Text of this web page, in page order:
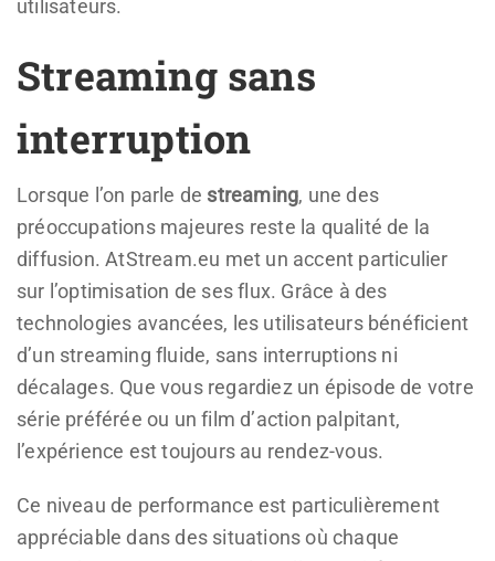
utilisateurs.
Streaming sans
interruption
Lorsque l’on parle de streaming, une des
préoccupations majeures reste la qualité de la
diffusion. AtStream.eu met un accent particulier
sur l’optimisation de ses flux. Grâce à des
technologies avancées, les utilisateurs bénéficient
d’un streaming fluide, sans interruptions ni
décalages. Que vous regardiez un épisode de votre
série préférée ou un film d’action palpitant,
l’expérience est toujours au rendez-vous.
Ce niveau de performance est particulièrement
appréciable dans des situations où chaque